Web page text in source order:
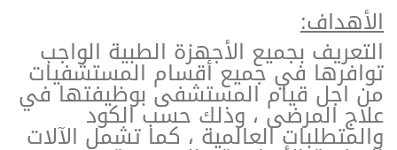
الأهداف:
التعريف بجميع الأجهزة الطبية الواجب
توافرها في جميع أقسام المستشفيات
من اجل قيام المستشفى بوظيفتها في
علاج المرضى ، وذلك حسب الكود
والمتطلبات العالمية ، كما تشمل الآلات